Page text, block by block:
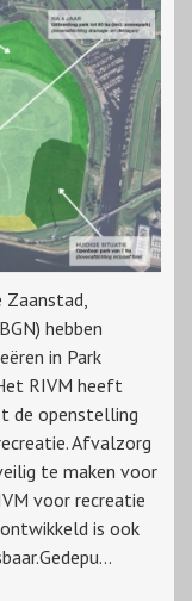
Zaanstad,
hebben
in Park
RIVM heeft
de openstelling
Afvalzorg
te maken voor
voor recreatie
is ook